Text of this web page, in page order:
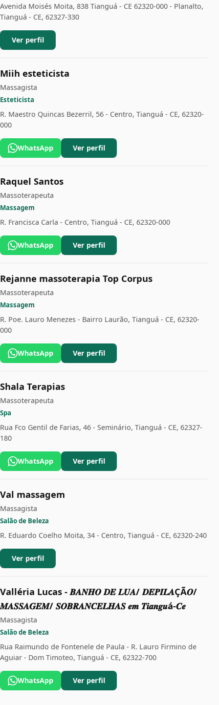
Avenida Moisés Moita, 838 Tianguá - CE 62320-000 - Planalto,
Tianguá - CE, 62327-330
Ver perfil
Miih esteticista
Massagista
Esteticista
R. Maestro Quincas Bezerril, 56 - Centro, Tianguá - CE, 62320-
000
WhatsApp Ver perfil
Raquel Santos
Massoterapeuta
Massagem
R. Francisca Carla - Centro, Tianguá - CE, 62320-000
WhatsApp Ver perfil
Rejanne massoterapia Top Corpus
Massoterapeuta
Massagem
R. Poe. Lauro Menezes - Bairro Laurão, Tianguá - CE, 62320-
000
WhatsApp Ver perfil
Shala Terapias
Massoterapeuta
Spa
Rua Fco Gentil de Farias, 46 - Seminário, Tianguá - CE, 62327-
180
WhatsApp Ver perfil
Val massagem
Massagista
Salão de Beleza
R. Eduardo Coelho Moita, 34 - Centro, Tianguá - CE, 62320-240
Ver perfil
Valléria Lucas - 𝑩𝑨𝑵𝑯𝑶 𝑫𝑬 𝑳𝑼𝑨/ 𝑫𝑬𝑷𝑰𝑳𝑨ÇÃ𝑶/
𝑴𝑨𝑺𝑺𝑨𝑮𝑬𝑴/ 𝑺𝑶𝑩𝑹𝑨𝑵𝑪𝑬𝑳𝑯𝑨𝑺 𝒆𝒎 𝑻𝒊𝒂𝒏𝒈𝒖á-𝑪𝒆
Massagista
Salão de Beleza
Rua Raimundo de Fontenele de Paula - R. Lauro Firmino de
Aguiar - Dom Timoteo, Tianguá - CE, 62322-700
WhatsApp Ver perfil